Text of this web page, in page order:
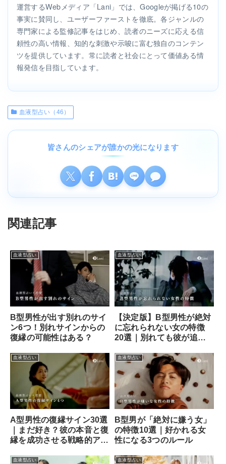
運営するWebメディア「Lani」では、Googleが掲げる10の
事実に賛同し、ユーザーファーストを徹底。各ジャンルの
専門家による監修記事をはじめ、読者のニーズに応える信
頼性の高い情報、知的な刺激や示唆に富む独自のコンテン
ツを提供しています。常に読者と社会にとって価値ある情
報発信を目指しています。
血液型占い（46）
皆さんのシェアが誰かの光になります
関連記事
血液型占い
B型男性が出す別れのサイ
ン6つ！別れサインからの
復縁の可能性はある？
血液型占い
【決定版】B型男性が絶対
に忘れられない女の特徴
20選｜別れても彼が追い
在”になる方法
血液型占い
A型男性の復縁サイン30選
｜まだ好き？彼の本音と復
縁を成功させる戦略的アプ
血液型占い
B型男が「絶対に嫌う女」
の特徴10選｜好かれる女
性になる3つのルール
血液型占い 血液型占い